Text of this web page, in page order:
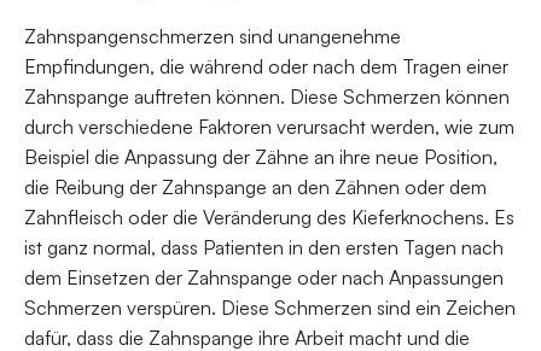
Zahnspangenschmerzen sind unangenehme
Empfindungen, die während oder nach dem Tragen einer
Zahnspange auftreten können. Diese Schmerzen können
durch verschiedene Faktoren verursacht werden, wie zum
Beispiel die Anpassung der Zähne an ihre neue Position,
die Reibung der Zahnspange an den Zähnen oder dem
Zahnfleisch oder die Veränderung des Kieferknochens. Es
ist ganz normal, dass Patienten in den ersten Tagen nach
dem Einsetzen der Zahnspange oder nach Anpassungen
Schmerzen verspüren. Diese Schmerzen sind ein Zeichen
dafür, dass die Zahnspange ihre Arbeit macht und die